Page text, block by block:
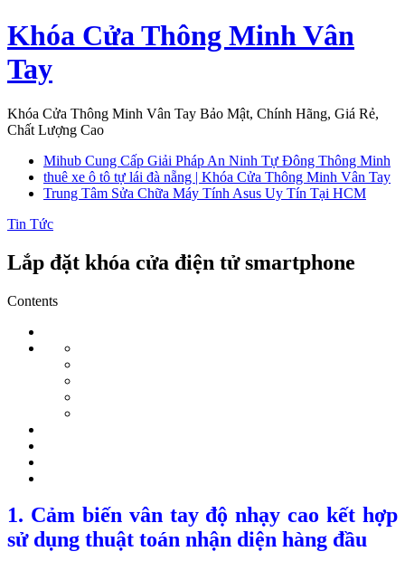
Skip
to
content
Khóa Cửa Thông Minh Vân
Tay
Khóa Cửa Thông Minh Vân Tay Bảo Mật, Chính Hãng, Giá Rẻ,
Chất Lượng Cao
Mihub Cung Cấp Giải Pháp An Ninh Tự Đông Thông Minh
thuê xe ô tô tự lái đà nẵng | Khóa Cửa Thông Minh Vân Tay
Trung Tâm Sửa Chữa Máy Tính Asus Uy Tín Tại HCM
Tin Tức
Lắp đặt khóa cửa điện tử smartphone
Contents
1. Cảm biến vân tay độ nhạy cao kết hợp
sử dụng thuật toán nhận diện hàng đầu